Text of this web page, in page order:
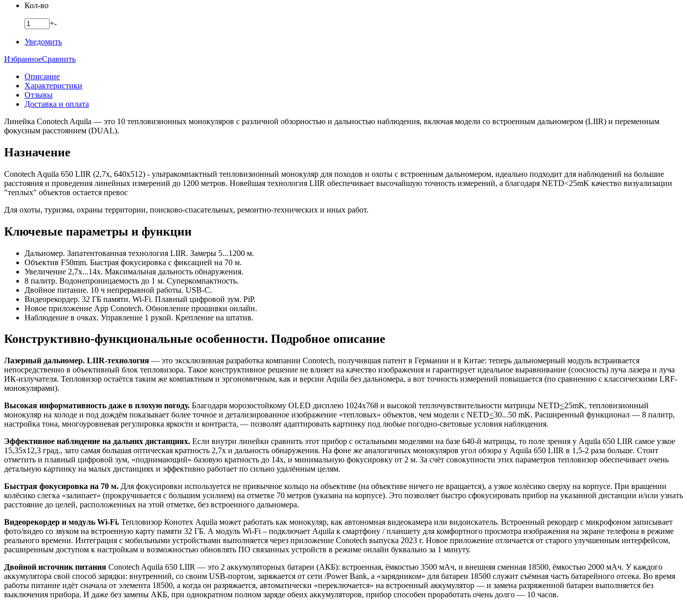
Кол-во
+-
Уведомить
ИзбранноеСравнить
Описание
Характеристики
Отзывы
Доставка и оплата
Линейка Conotech Aquila — это 10 тепловизионных монокуляров с различной обзорностью и дальностью наблюдения, включая модели со встроенным дальномером (LIIR) и переменным
фокусным расстоянием (DUAL).
Назначение
Conotech Aquila 650 LIIR (2,7x, 640x512) - ультракомпактный тепловизионный монокуляр для походов и охоты с встроенным дальномером, идеально подходит для наблюдений на большие
расстояния и проведения линейных измерений до 1200 метров. Новейшая технология LIIR обеспечивает высочайшую точность измерений, а благодаря NETD<25mK качество визуализации
"теплых" объектов остается превос
Для охоты, туризма, охраны территории, поисково-спасательных, ремонтно-технических и иных работ.
Ключевые параметры и функции
Дальномер. Запатентованная технология LIIR. Замеры 5...1200 м.
Объектив F50mm. Быстрая фокусировка с фиксацией на 70 м.
Увеличение 2,7x...14x. Максимальная дальность обнаружения.
8 палитр. Водонепроницаемость до 1 м. Суперкомпактность.
Двойное питание. 10 ч непрерывной работы. USB-C.
Видеорекордер. 32 ГБ памяти. Wi-Fi. Плавный цифровой зум. PiP.
Новое приложение App Conotech. Обновление прошивки онлайн.
Наблюдение в очках. Управление 1 рукой. Крепление на штатив.
Конструктивно-функциональные особенности. Подробное описание
Лазерный дальномер. LIIR-технология — это эксклюзивная разработка компании Conotech, получившая патент в Германии и в Китае: теперь дальномерный модуль встраивается
непосредственно в объективный блок тепловизора. Такое конструктивное решение не влияет на качество изображения и гарантирует идеальное выравнивание (соосность) луча лазера и луча
ИК-излучателя. Тепловизор остаётся таким же компактным и эргономичным, как и версии Aquila без дальномера, а вот точность измерений повышается (по сравнению с классическими LRF-
монокулярами).
Высокая информативность даже в плохую погоду. Благодаря морозостойкому OLED дисплею 1024x768 и высокой теплочувствительности матрицы NETD<25mK, тепловизионный
монокуляр на холоде и под дождём показывает более точное и детализированное изображение «тепловых» объектов, чем модели с NETD<30...50 mK. Расширенный функционал — 8 палитр,
настройка тона, многоуровневая регулировка яркости и контраста, — позволят адаптировать картинку под любые погодно-световые условия наблюдения.
Эффективное наблюдение на дальних дистанциях. Если внутри линейки сравнить этот прибор с остальными моделями на базе 640-й матрицы, то поле зрения у Aquila 650 LIIR самое узкое
15,35x12,3 град., зато самая большая оптическая кратность 2,7x и дальность обнаружения. На фоне же аналогичных монокуляров угол обзора у Aquila 650 LIIR в 1,5-2 раза больше. Стоит
отметить и плавный цифровой зум, «поднимающий» базовую кратность до 14x, и минимальную фокусировку от 2 м. За счёт совокупности этих параметров тепловизор обеспечивает очень
детальную картинку на малых дистанциях и эффективно работает по сильно удалённым целям.
Быстрая фокусировка на 70 м. Для фокусировки используется не привычное кольцо на объективе (на объективе ничего не вращается), а узкое колёсико сверху на корпусе. При вращении
колёсико слегка «залипает» (прокручивается с большим усилием) на отметке 70 метров (указана на корпусе). Это позволяет быстро сфокусировать прибор на указанной дистанции и/или узнать
расстояние до целей, расположенных на этой отметке, без встроенного дальномера.
Видеорекордер и модуль Wi-Fi. Тепловизор Конотех Aquila может работать как монокуляр, как автономная видеокамера или видоискатель. Встроенный рекордер с микрофоном записывает
фото/видео со звуком на встроенную карту памяти 32 ГБ. А модуль Wi-Fi – подключает Aquila к смартфону / планшету для комфортного просмотра изображения на экране телефона в режиме
реального времени. Интеграция с мобильными устройствами выполняется через приложение Conotech выпуска 2023 г. Новое приложение отличается от старого улучшенным интерфейсом,
расширенным доступом к настройкам и возможностью обновлять ПО связанных устройств в режиме онлайн буквально за 1 минуту.
Двойной источник питания Conotech Aquila 650 LIIR — это 2 аккумуляторных батареи (АКБ): встроенная, ёмкостью 3500 мАч, и внешняя сменная 18500, ёмкостью 2000 мАч. У каждого
аккумулятора свой способ зарядки: внутренний, со своим USB-портом, заряжается от сети /Power Bank, а «зарядником» для батареи 18500 служит съёмная часть батарейного отсека. Во время
работы питание идёт сначала от элемента 18500, а когда он разряжается, автоматически «переключается» на встроенный аккумулятор — и замена разряженной батареи выполняется без
выключения прибора. И даже без замены АКБ, при однократном полном заряде обеих аккумуляторов, прибор способен проработать очень долго — 10 часов.